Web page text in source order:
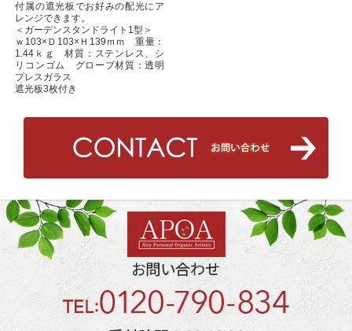
付属の遮光板でお好みの配光にア
レンジできます。
＜ガーデンスタンドライト1型＞
ｗ103×Ｄ103×Ｈ139ｍｍ 重量：
1.44ｋｇ 材質：ステンレス、シ
リコンゴム グローブ材質：透明
プレスガラス
遮光板3枚付き